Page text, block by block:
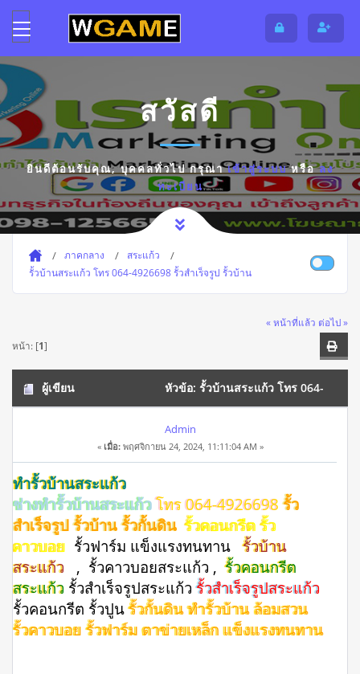
สวัสดี
ยินดีต้อนรับคุณ,บุคคลทั่วไปกรุณาเข้าสู่ระบบหรือลง
ทะเบียน
ภาคกลาง
สระแก้ว
รั้วบ้านสระแก้ว โทร 064-4926698 รั้วสำเร็จรูป รั้วบ้าน
« หน้าที่แล้ว ต่อไป »
หน้า: [1]
ผู้เขียน หัวข้อ: รั้วบ้านสระแก้ว โทร 064-
4926698 รั้วสำเร็จรูป รั้วบ้าน (อ่าน 10319 ครั้ง)
Admin
« เมื่อ:พฤศจิกายน 24, 2024, 11:11:04 AM »
ทำรั้วบ้านสระแก้ว
ช่างทำรั้วบ้านสระแก้วโทร 064-4926698 รั้ว
สำเร็จรูป รั้วบ้าน รั้วกั้นดิน รั้วคอนกรีต รั้ว
คาวบอย รั้วฟาร์ม แข็งแรงทนทาน รั้วบ้าน
สระแก้ว
, รั้วคาวบอยสระแก้ว , รั้วคอนกรีต
สระแก้ว รั้วสําเร็จรูปสระแก้ว รั้วสำเร็จรูปสระแก้ว
รั้วคอนกรีต รั้วปูน รั้วกั้นดิน ทำรั้วบ้าน ล้อมสวน
รั้วคาวบอย รั้วฟาร์ม ตาข่ายเหล็ก แข็งแรงทนทาน